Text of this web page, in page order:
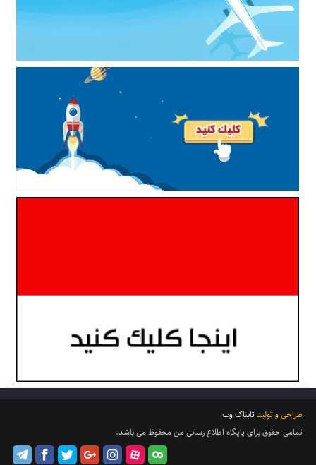
طراحی و تولیدتابناک وب
تمامی حقوق برای پایگاه اطلاع رسانی من محفوظ می باشد.